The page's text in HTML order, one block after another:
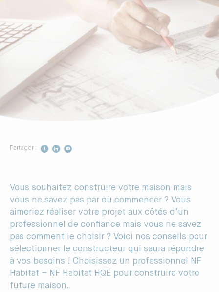
Partager :
Vous souhaitez construire votre maison mais
vous ne savez pas par où commencer ? Vous
aimeriez réaliser votre projet aux côtés d’un
professionnel de confiance mais vous ne savez
pas comment le choisir ? Voici nos conseils pour
sélectionner le constructeur qui saura répondre
à vos besoins ! Choisissez un professionnel NF
Habitat – NF Habitat HQE pour construire votre
future maison.
Vivez dans un logement sain
fonctionnel
Respectez davantage
Préférez un professionnel reconnu
DÉCOUVRIR LA CERTIFICATION
Construire votre maison